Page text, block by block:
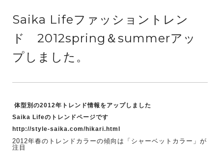
Saika Lifeファッショントレン
ド 2012spring＆summerアッ
プしました。
体型別の2012年トレンド情報をアップしました
Saika Lifeのトレンドページです
http://style-saika.com/hikari.html
2012年春のトレンドカラーの傾向は「シャーベットカラー」が
注目